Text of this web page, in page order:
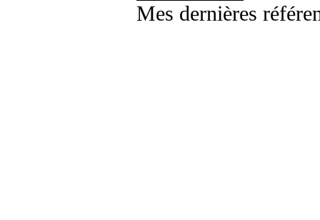
Mes dernières